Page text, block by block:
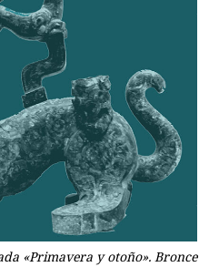
«Primavera y otoño». Bronce